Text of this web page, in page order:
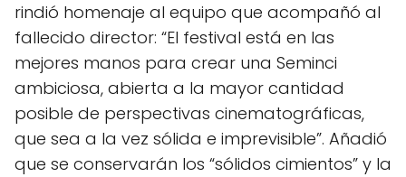
rindió homenaje al equipo que acompañó al
fallecido director: “El festival está en las
mejores manos para crear una Seminci
ambiciosa, abierta a la mayor cantidad
posible de perspectivas cinematográficas,
que sea a la vez sólida e imprevisible”. Añadió
que se conservarán los “sólidos cimientos” y la